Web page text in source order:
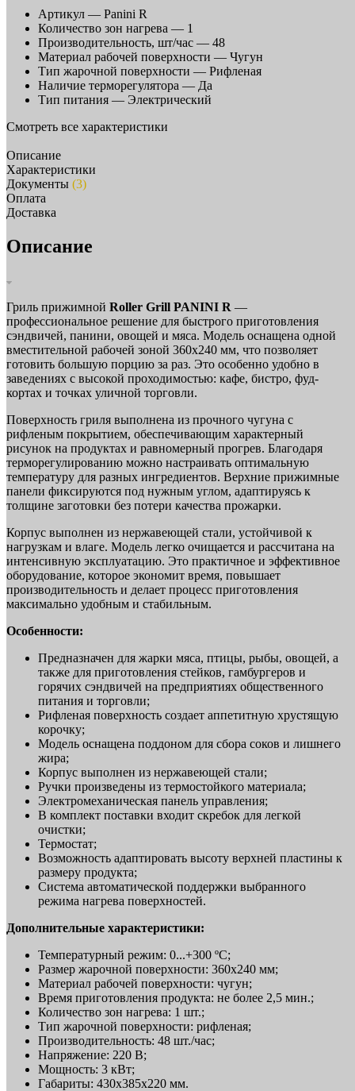
Артикул — Panini R
Количество зон нагрева — 1
Производительность, шт/час — 48
Материал рабочей поверхности — Чугун
Тип жарочной поверхности — Рифленая
Наличие терморегулятора — Да
Тип питания — Электрический
Смотреть все характеристики
Описание
Характеристики
Документы (3)
Оплата
Доставка
Описание
Гриль прижимной Roller Grill PANINI R —
профессиональное решение для быстрого приготовления
сэндвичей, панини, овощей и мяса. Модель оснащена одной
вместительной рабочей зоной 360х240 мм, что позволяет
готовить большую порцию за раз. Это особенно удобно в
заведениях с высокой проходимостью: кафе, бистро, фуд-
кортах и точках уличной торговли.
Поверхность гриля выполнена из прочного чугуна с
рифленым покрытием, обеспечивающим характерный
рисунок на продуктах и равномерный прогрев. Благодаря
терморегулированию можно настраивать оптимальную
температуру для разных ингредиентов. Верхние прижимные
панели фиксируются под нужным углом, адаптируясь к
толщине заготовки без потери качества прожарки.
Корпус выполнен из нержавеющей стали, устойчивой к
нагрузкам и влаге. Модель легко очищается и рассчитана на
интенсивную эксплуатацию. Это практичное и эффективное
оборудование, которое экономит время, повышает
производительность и делает процесс приготовления
максимально удобным и стабильным.
Особенности:
Предназначен для жарки мяса, птицы, рыбы, овощей, а
также для приготовления стейков, гамбургеров и
горячих сэндвичей на предприятиях общественного
питания и торговли;
Рифленая поверхность создает аппетитную хрустящую
корочку;
Модель оснащена поддоном для сбора соков и лишнего
жира;
Корпус выполнен из нержавеющей стали;
Ручки произведены из термостойкого материала;
Электромеханическая панель управления;
В комплект поставки входит скребок для легкой
очистки;
Термостат;
Возможность адаптировать высоту верхней пластины к
размеру продукта;
Система автоматической поддержки выбранного
режима нагрева поверхностей.
Дополнительные характеристики:
Температурный режим: 0...+300 ºC;
Размер жарочной поверхности: 360х240 мм;
Материал рабочей поверхности: чугун;
Время приготовления продукта: не более 2,5 мин.;
Количество зон нагрева: 1 шт.;
Тип жарочной поверхности: рифленая;
Производительность: 48 шт./час;
Напряжение: 220 В;
Мощность: 3 кВт;
Габариты: 430x385x220 мм.